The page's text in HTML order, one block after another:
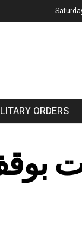
ORDERS